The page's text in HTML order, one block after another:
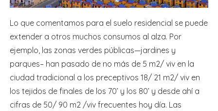
Lo que comentamos para el suelo residencial se puede
extender a otros muchos consumos al alza. Por
ejemplo, las zonas verdes públicas—jardines y
parques– han pasado de no más de 5 m2/ viv en la
ciudad tradicional a los preceptivos 18/ 21 m2/ viv en
los tejidos de finales de los 70’ y los 80’ y desde ahí a
cifras de 50/ 90 m2 /viv frecuentes hoy día. Las